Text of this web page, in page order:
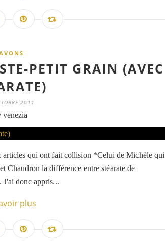
PETIT GRAIN (AVEC
2011
venezia
articles qui ont fait collision *Celui de Michèle qui
Chaudron la différence entre stéarate de
J'ai donc appris...
plus